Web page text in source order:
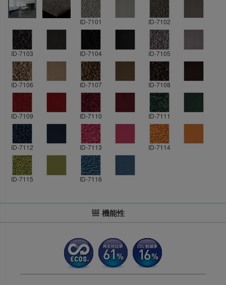
ID-7101 ID-7102
ID-7103 ID-7104 ID-7105
ID-7106 ID-7107 ID-7108
ID-7109 ID-7110 ID-7111
ID-7112 ID-7113 ID-7114
ID-7115 ID-7116
機能性